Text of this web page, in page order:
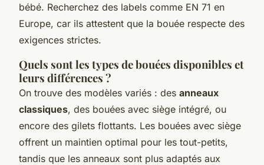
bébé. Recherchez des labels comme EN 71 en
Europe, car ils attestent que la bouée respecte des
exigences strictes.
Quels sont les types de bouées disponibles et
leurs différences ?
On trouve des modèles variés : des anneaux
classiques, des bouées avec siège intégré, ou
encore des gilets flottants. Les bouées avec siège
offrent un maintien optimal pour les tout-petits,
tandis que les anneaux sont plus adaptés aux